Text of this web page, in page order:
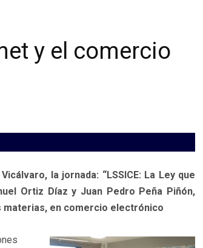
y el comercio
la jornada: “LSSICE: La Ley que
Ortiz Díaz y Juan Pedro Peña Piñón,
materias, en comercio electrónico